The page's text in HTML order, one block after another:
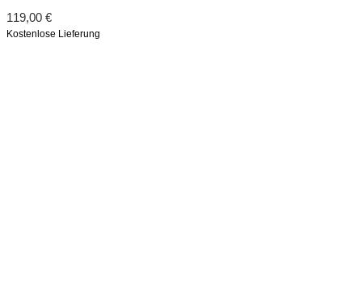
119,00 €
Kostenlose Lieferung